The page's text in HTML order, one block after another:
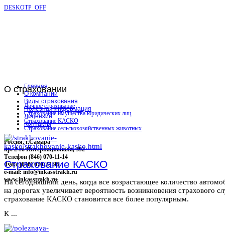
DESKOTP_OFF
О страховании
Личное страхование
Страхование имущества юридических лиц
Страхование КАСКО
Страхование сельскохозяйственных животных
Россия, г.Самара
пр. 2-го Интернационала, 392
Телефон (846) 070-11-14
Факс (846) 070-23-96
e-mail: info@inkasstrakh.ru
www.inkasstrakh.ru
Главная
О компании
Виды страхования
Полезная информация
Лицензии
Контакты
Страхование КАСКО
На сегодняшний день, когда все возрастающее количество
на дорогах увеличивает вероятность возникновения страхового
страхование КАСКО становится все более популярным.
К ...